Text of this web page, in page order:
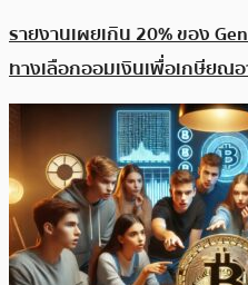
รายงานเผยเกิน 20% ของ
ทางเลือกออมเงินเพื่อเกษียณ